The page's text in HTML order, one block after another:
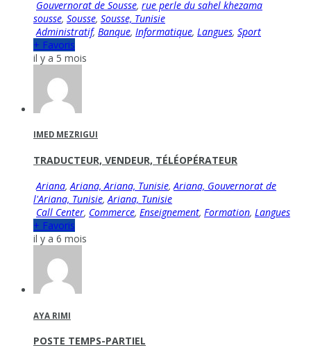
Gouvernorat de Sousse, rue perle du sahel khezama
sousse, Sousse, Sousse, Tunisie
Administratif, Banque, Informatique, Langues, Sport
+ Favoris
il y a 5 mois
IMED MEZRIGUI
TRADUCTEUR, VENDEUR, TÉLÉOPÉRATEUR
Ariana,Ariana, Ariana, Tunisie,Ariana, Gouvernorat de
l'Ariana, Tunisie,Ariana, Tunisie
Call Center, Commerce, Enseignement, Formation, Langues
+ Favoris
il y a 6 mois
AYA RIMI
POSTE TEMPS-PARTIEL